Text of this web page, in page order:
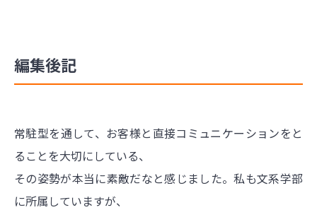
編集後記
常駐型を通して、お客様と直接コミュニケーションをと
ることを大切にしている、
その姿勢が本当に素敵だなと感じました。私も文系学部
に所属していますが、